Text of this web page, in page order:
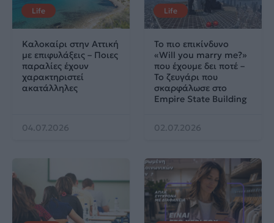
Life
Καλοκαίρι στην Αττική
με επιφυλάξεις – Ποιες
παραλίες έχουν
χαρακτηριστεί
ακατάλληλες
04.07.2026
Life
Το πιο επικίνδυνο
«Will you marry me?»
που έχουμε δει ποτέ –
Το ζευγάρι που
σκαρφάλωσε στο
Empire State Building
02.07.2026